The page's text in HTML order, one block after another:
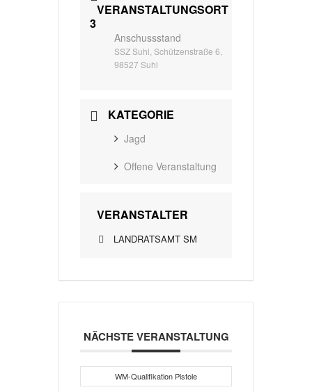
VERANSTALTUNGSORT
3
Anschussstand
SSZ Suhl, Schützenstraße 6,
98527 Suhl
KATEGORIE
Jagd
Offene Veranstaltung
VERANSTALTER
LANDRATSAMT SM
NÄCHSTE VERANSTALTUNG
WM-Qualifikation Pistole